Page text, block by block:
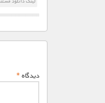
دیدگاه*